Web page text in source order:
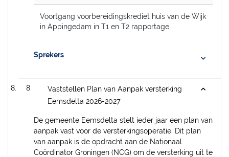
Voortgang voorbereidingskrediet huis van de Wijk
in Appingedam in T1 en T2 rapportage.
Sprekers
8
Vaststellen Plan van Aanpak versterking
Eemsdelta 2026-2027
De gemeente Eemsdelta stelt ieder jaar een plan van
aanpak vast voor de versterkingsoperatie. Dit plan
van aanpak is de opdracht aan de Nationaal
Coördinator Groningen (NCG) om de versterking uit te